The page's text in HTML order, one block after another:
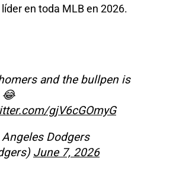
en toda MLB en 2026.
and the bullpen is
😂
gjV6cGOmyG
Dodgers
June 7, 2026